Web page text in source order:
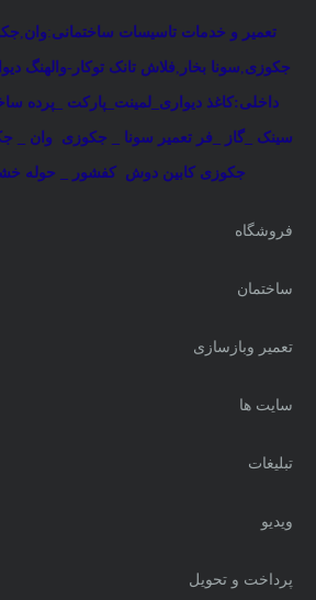
تعمیر و خدمات تاسیسات ساختمانی:وان
جکوزی سونا بخار فلاش تانک توکار-والهنگ
داخلی:کاغذ دیواری_لمینت_پارکت _پرده
سینک _گاز _فر تعمیر سونا _ جکوزی وان _
جکوزی کابین دوش کفشور _ حوله
فروشگاه
ساختمان
تعمیر وبازسازی
سایت ها
تبلیغات
ویدیو
پرداخت و تحویل